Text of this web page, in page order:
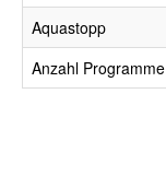
Aquastopp
Anzahl Programme